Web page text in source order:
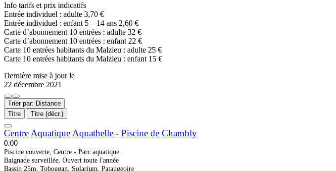
Info tarifs et prix indicatifs
Entrée individuel : adulte 3,70 €
Entrée individuel : enfant 5 – 14 ans 2,60 €
Carte d’abonnement 10 entrées : adulte 32 €
Carte d’abonnement 10 entrées : enfant 22 €
Carte 10 entrées habitants du Malzieu : adulte 25 €
Carte 10 entrées habitants du Malzieu : enfant 15 €
Dernière mise à jour le
22 décembre 2021
Trier par: Distance
Titre
Titre (décr.)
Centre Aquatique Aquathelle - Piscine de Chambly
0.00
Piscine couverte, Centre - Parc aquatique
Baignade surveillée, Ouvert toute l'année
Bassin 25m, Toboggan, Solarium, Pataugeoire